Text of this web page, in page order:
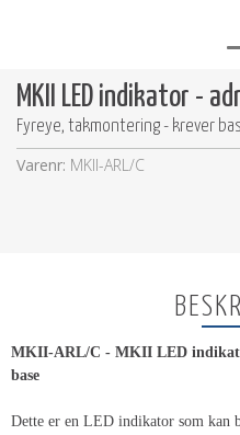
MKII LED indikator -
Fyreye, takmontering - krever
Varenr: MKII-ARL/C
MKII-ARL/C - MKII LED
base
Dette er en LED indikator som kan